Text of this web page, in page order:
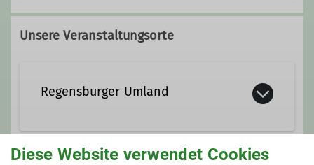
Unsere Veranstaltungsorte
Regensburger Umland
Diese Website verwendet Cookies